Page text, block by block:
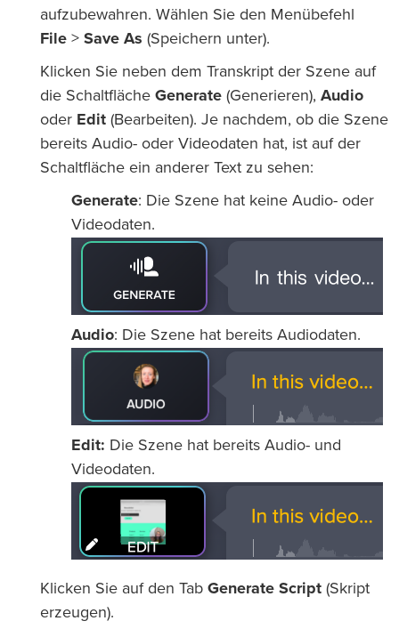
aufzubewahren. Wählen Sie den Menübefehl
File > Save As (Speichern unter).
Klicken Sie neben dem Transkript der Szene auf
die Schaltfläche Generate (Generieren), Audio
oder Edit (Bearbeiten). Je nachdem, ob die Szene
bereits Audio- oder Videodaten hat, ist auf der
Schaltfläche ein anderer Text zu sehen:
Generate: Die Szene hat keine Audio- oder
Videodaten.
Audio: Die Szene hat bereits Audiodaten.
Edit: Die Szene hat bereits Audio- und
Videodaten.
Klicken Sie auf den Tab Generate Script (Skript
erzeugen).